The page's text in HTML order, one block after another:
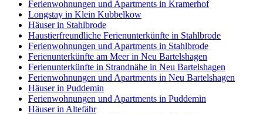
Ferienwohnungen und Apartments in Kramerhof
Longstay in Klein Kubbelkow
Häuser in Stahlbrode
Haustierfreundliche Ferienunterkünfte in Stahlbrode
Ferienwohnungen und Apartments in Stahlbrode
Ferienunterkünfte am Meer in Neu Bartelshagen
Ferienunterkünfte in Strandnähe in Neu Bartelshagen
Ferienwohnungen und Apartments in Neu Bartelshagen
Häuser in Puddemin
Ferienwohnungen und Apartments in Puddemin
Häuser in Altefähr